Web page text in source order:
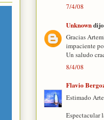
7/4/08
Unknown
Gracias
impaciente
Un saludo
8/4/08
Flavio
Estimado
Espectacular